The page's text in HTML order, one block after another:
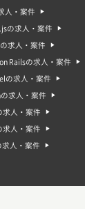
ャリアパスは、まず
サイドの言語やフレ
プリケーションプログ
識を身につけます。
アの案件では、どの
など）
人・案件
の求人・案件
求人・案件
Railsの求人・案件
の求人・案件
求人・案件
求人・案件
求人・案件
求人・案件